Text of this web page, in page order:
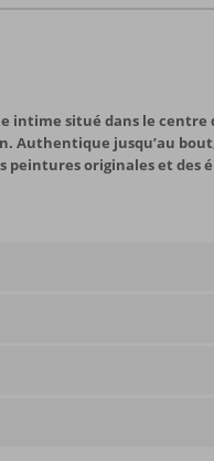
intime situé dans le
Authentique jusqu’au
peintures originales et des